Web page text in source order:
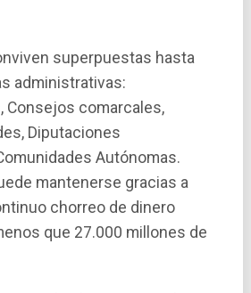
superpuestas hasta
administrativas:
Consejos comarcales,
Diputaciones
Autónomas.
mantenerse gracias a
chorreo de dinero
que 27.000 millones de